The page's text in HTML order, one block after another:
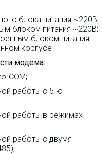
блока питания ~220В;
блоком питания ~220В;
блоком питания
корпусе
модема:
COM;
работы с 5-ю
работы в режимах
работы с двумя